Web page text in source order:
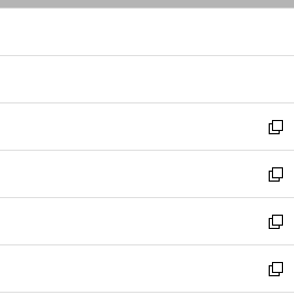
ン
ウ
開
く
新
し
い
ウ
ィ
ン
ド
ウ
新
し
い
ウ
ィ
ン
新
し
い
ウ
新
し